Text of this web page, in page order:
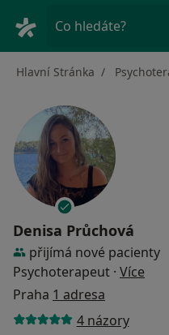
Co hledáte?
Hlavní Stránka
Denisa Průchová
přijímá nové pacienty
Psychoterapeut · Více
Praha 1 adresa
4 názory